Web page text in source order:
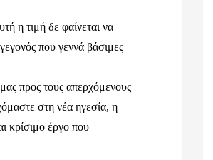
η τιμή δε φαίνεται να
που γεννά βάσιμες
προς τους απερχόμενους
στη νέα ηγεσία, η
κρίσιμο έργο που